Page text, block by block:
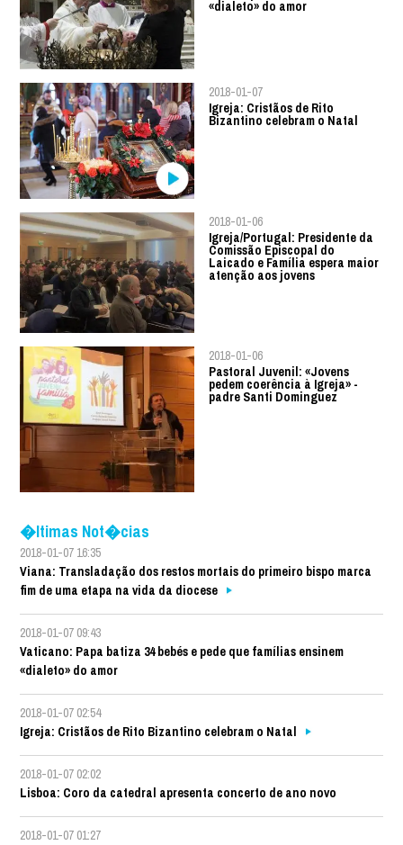
«dialeto» do amor
2018-01-07
Igreja: Cristãos de Rito
Bizantino celebram o Natal
2018-01-06
Igreja/Portugal: Presidente da
Comissão Episcopal do
Laicado e Família espera maior
atenção aos jovens
2018-01-06
Pastoral Juvenil: «Jovens
pedem coerência à Igreja» -
padre Santi Dominguez
�ltimas Not�cias
2018-01-07 16:35
Viana: Transladação dos restos mortais do primeiro bispo marca
fim de uma etapa na vida da diocese
2018-01-07 09:43
Vaticano: Papa batiza 34 bebés e pede que famílias ensinem
«dialeto» do amor
2018-01-07 02:54
Igreja: Cristãos de Rito Bizantino celebram o Natal
2018-01-07 02:02
Lisboa: Coro da catedral apresenta concerto de ano novo
2018-01-07 01:27